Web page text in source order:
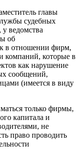
главы
судебных
ведомства
об
в отношении фирм,
компаний, которые в
как нарушение
сообщений,
(имеется в виду
только фирмы,
капитала и
не
право проводить